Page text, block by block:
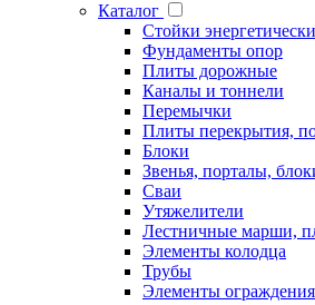
Каталог
Стойки
Фундаменты опор
Плиты дорожные
Каналы и тоннели
Перемычки
Плиты перекрытия,
Блоки
Звенья, порталы,
Сваи
Утяжелители
Лестничные марши,
Элементы колодца
Трубы
Элементы ограждения